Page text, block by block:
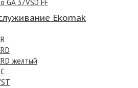
GA 37VSD FF
Ekomak
желтый